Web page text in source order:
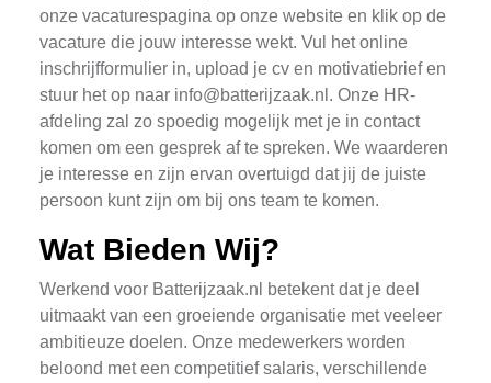
onze vacaturespagina op onze website en klik op de
vacature die jouw interesse wekt. Vul het online
inschrijfformulier in, upload je cv en motivatiebrief en
stuur het op naar info@batterijzaak.nl . Onze HR-
afdeling zal zo spoedig mogelijk met je in contact
komen om een gesprek af te spreken. We waarderen
je interesse en zijn ervan overtuigd dat jij de juiste
persoon kunt zijn om bij ons team te komen.
Wat Bieden Wij?
Werkend voor Batterijzaak.nl betekent dat je deel
uitmaakt van een groeiende organisatie met veeleer
ambitieuze doelen. Onze medewerkers worden
beloond met een competitief salaris, verschillende